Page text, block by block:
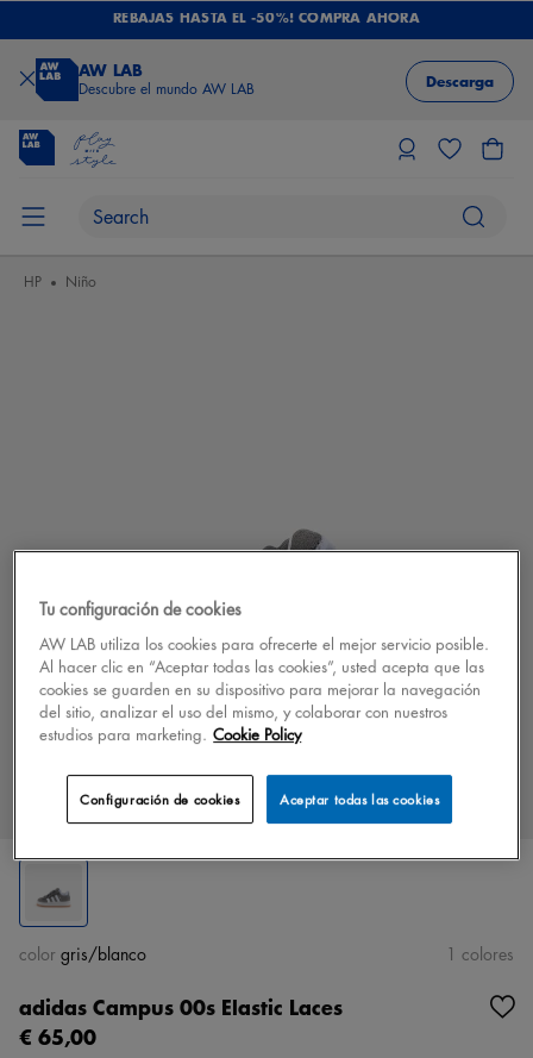
REBAJAS HASTA EL -50%! COMPRA AHORA
AW LAB
Descubre el mundo AW LAB Descarga
HP Niño
adidas Campus 00s Elastic Laces
€ 65,00
color gris/blanco 1 colores
Tu configuración de cookies
AW LAB utiliza los cookies para ofrecerte el mejor servicio posible.
Al hacer clic en “Aceptar todas las cookies”, usted acepta que las
cookies se guarden en su dispositivo para mejorar la navegación
del sitio, analizar el uso del mismo, y colaborar con nuestros
estudios para marketing. Cookie Policy
Aceptar todas las cookies
Configuración de cookies